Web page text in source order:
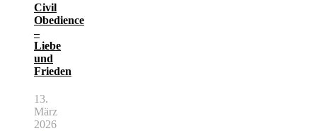
Civil
Obedience
–
Liebe
und
Frieden
13.
März
2026